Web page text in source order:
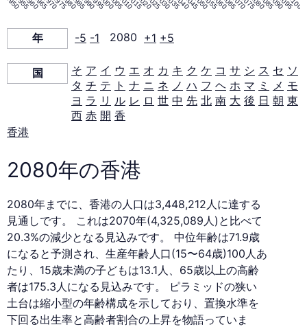
年
年 -5 -1 2080 +1 +5
国 そ ア イ ウ エ オ カ キ ク ケ コ サ シ ス セ ソ
タ チ テ ト ナ ニ ネ ノ ハ フ ヘ ホ マ ミ メ モ
ヨ ラ リ ル レ ロ 世 中 先 北 南 大 後 日 朝 東
西 赤 開 香
香港
2080年の香港
2080年までに、香港の人口は3,448,212人に達する
見通しです。 これは2070年(4,325,089人)と比べて
20.3%の減少となる見込みです。 中位年齢は71.9歳
になると予測され、生産年齢人口(15〜64歳)100人あ
たり、15歳未満の子どもは13.1人、65歳以上の高齢
者は175.3人になる見込みです。 ピラミッドの狭い
土台は縮小型の年齢構成を示しており、置換水準を
下回る出生率と高齢者割合の上昇を物語っていま